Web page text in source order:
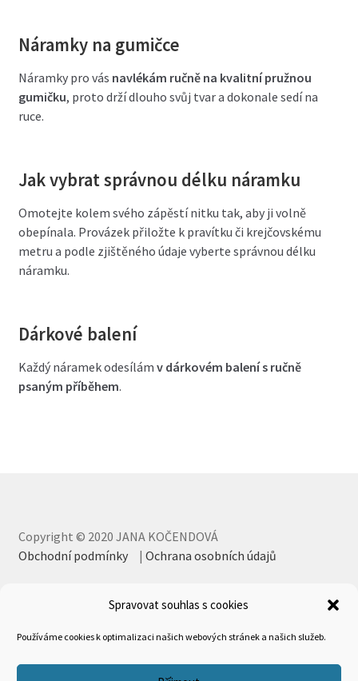
Spravovat souhlas s cookies
Používáme cookies k optimalizaci našich webových stránek a našich služeb.
Náramky na gumičce
Náramky pro vás navlékám ručně na kvalitní pružnou
gumičku, proto drží dlouho svůj tvar a dokonale sedí na
ruce.
Jak vybrat správnou délku náramku
Omotejte kolem svého zápěstí nitku tak, aby ji volně
obepínala. Provázek přiložte k pravítku či krejčovskému
metru a podle zjištěného údaje vyberte správnou délku
náramku.
Dárkové balení
Každý náramek odesílám v dárkovém balení s ručně
psaným příběhem.
Copyright © 2020 JANA KOČENDOVÁ
Obchodní podmínky
| Ochrana osobních údajů